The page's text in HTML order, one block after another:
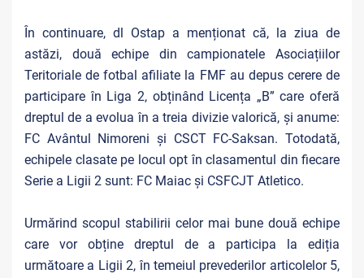
În continuare, dl Ostap a menționat că, la ziua de
astăzi, două echipe din campionatele Asociațiilor
Teritoriale de fotbal afiliate la FMF au depus cerere de
participare în Liga 2, obținând Licența „B” care oferă
dreptul de a evolua în a treia divizie valorică, și anume:
FC Avântul Nimoreni și CSCT FC-Saksan. Totodată,
echipele clasate pe locul opt în clasamentul din fiecare
Serie a Ligii 2 sunt: FC Maiac și CSFCJT Atletico.
Urmărind scopul stabilirii celor mai bune două echipe
care vor obține dreptul de a participa la ediția
următoare a Ligii 2, în temeiul prevederilor articolelor 5,